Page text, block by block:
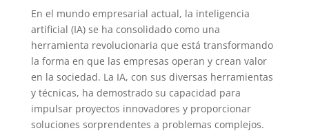
En el mundo empresarial actual, la inteligencia
artificial (IA) se ha consolidado como una
herramienta revolucionaria que está transformando
la forma en que las empresas operan y crean valor
en la sociedad. La IA, con sus diversas herramientas
y técnicas, ha demostrado su capacidad para
impulsar proyectos innovadores y proporcionar
soluciones sorprendentes a problemas complejos.